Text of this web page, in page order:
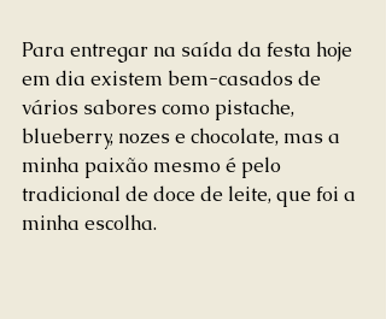
Para entregar na saída da festa hoje
em dia existem bem-casados de
vários sabores como pistache,
blueberry, nozes e chocolate, mas a
minha paixão mesmo é pelo
tradicional de doce de leite, que foi a
minha escolha.